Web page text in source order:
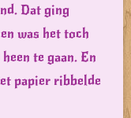
Dat ging
was het toch
te gaan. En
papier ribbelde